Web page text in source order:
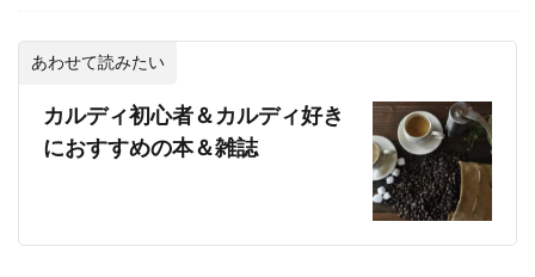
あわせて読みたい
カルディ初心者＆カルディ好き
におすすめの本＆雑誌